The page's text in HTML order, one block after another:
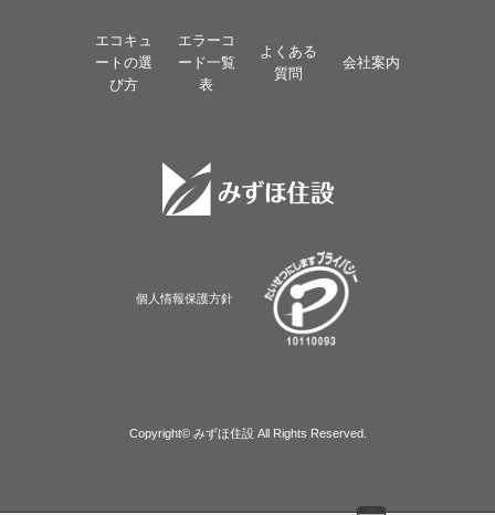
エコキュ
ートの選
び方
エラーコ
ード一覧
表
よくある
質問
会社案内
個人情報保護方針
Copyright© みずほ住設 All Rights Reserved.